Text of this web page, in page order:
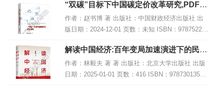
容简介 本...
“双碳”目标下中国碳定价改革研究,PDF电
子书下载
作者：赵书博 著 出版社：中国财政经济出版社 出
版日期：2024-12-01 页数：未知 ISBN：978752233
4165 电子书大小：210MB [高清扫描版PDF格式] 内
容简介 在...
解读中国经济:百年变局加速演进下的民族
复兴之路,PDF下载
作者：林毅夫 著 著 出版社：北京大学出版社 出版
日期：2025-01-01 页数：416 ISBN：97873013541
93 电子书大小：182MB [高清扫描版PDF格式] 内容